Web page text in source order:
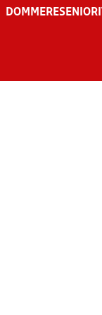
DOMMERESENIOR